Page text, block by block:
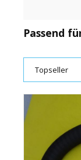
Passend